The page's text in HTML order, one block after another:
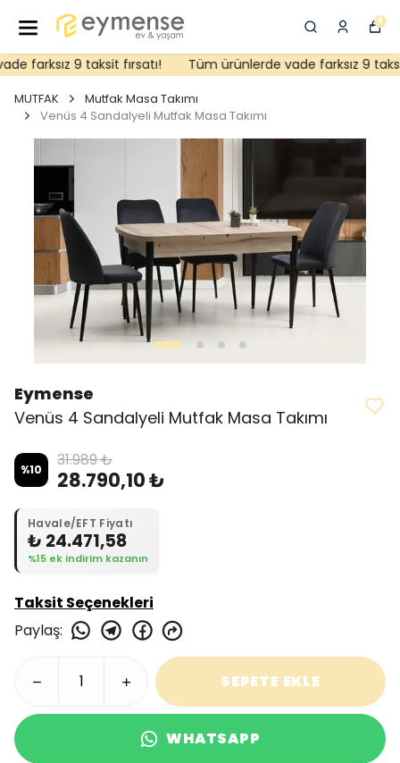
0
farksız 9 taksit fırsatı! Tüm ürünlerde vade farksız 9 taksit
MUTFAK
Mutfak Masa Takımı
Venüs 4 Sandalyeli Mutfak Masa Takımı
Eymense
Venüs 4 Sandalyeli Mutfak Masa Takımı
%10 31.989 ₺
28.790,10 ₺
Havale/EFT Fiyatı
₺ 24.471,58
%15 ek indirim kazanın
Taksit Seçenekleri
Paylaş:
SEPETE EKLE
WHATSAPP